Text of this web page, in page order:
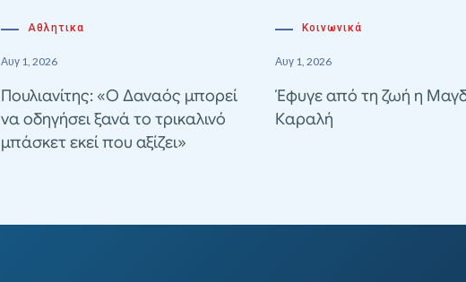
Αθλητικα
Αυγ 1, 2026
Πουλιανίτης: «Ο Δαναός μπορεί
να οδηγήσει ξανά το τρικαλινό
μπάσκετ εκεί που αξίζει»
Κοινωνικά
Αυγ 1, 2026
Έφυγε από τη ζωή η
Καραλή